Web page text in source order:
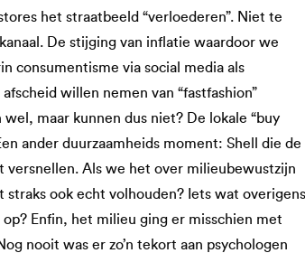
het straatbeeld “verloederen”. Niet te
De stijging van inflatie waardoor we
consumentisme via social media als
willen nemen van “fastfashion”
maar kunnen dus niet? De lokale “buy
ander duurzaamheids moment: Shell die de
Als we het over milieubewustzijn
ook echt volhouden? Iets wat overigens
Enfin, het milieu ging er misschien met
nooit was er zo’n tekort aan psychologen